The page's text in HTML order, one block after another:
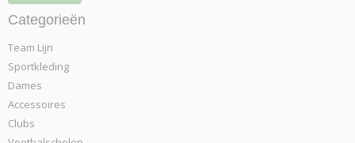
Categorieën
Team Lijn
Sportkleding
Dames
Accessoires
Clubs